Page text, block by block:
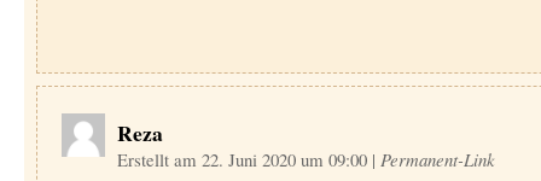
Reza
Erstellt am 22. Juni 2020 um 09:00 | Permanent-Link